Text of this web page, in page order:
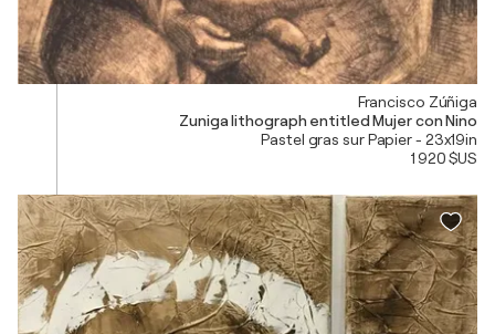
Francisco Zúñiga
Zuniga lithograph entitled Mujer con Nino
Pastel gras sur Papier - 23x19in
1 920 $US